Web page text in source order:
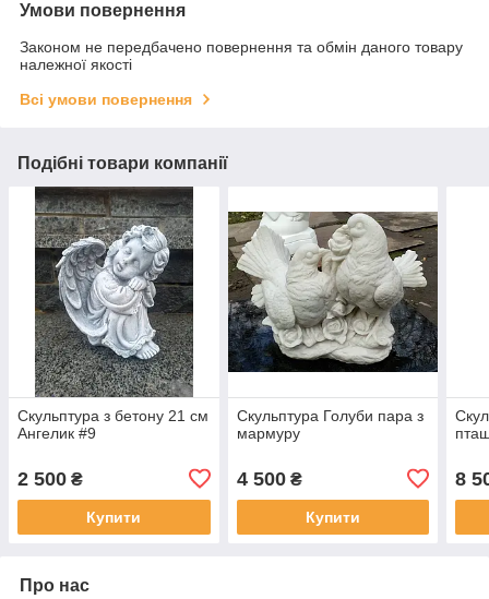
Умови повернення
Законом не передбачено повернення та обмін даного товару
належної якості
Всі умови повернення
Подібні товари компанії
Скульптура з бетону 21 см
Ангелик #9
2 500 ₴
Купити
Скульптура Голуби пара з
мармуру
4 500₴
Купити
8
Про нас